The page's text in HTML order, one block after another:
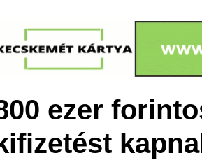
ezer
kifizetést